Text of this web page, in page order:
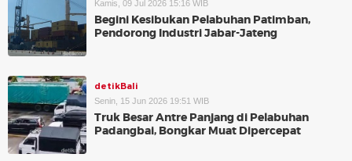
Kamis, 09 Jul 2026 15:16 WIB
Begini Kesibukan Pelabuhan Patimban,
Pendorong Industri Jabar-Jateng
detikBali
Senin, 15 Jun 2026 19:51 WIB
Truk Besar Antre Panjang di Pelabuhan
Padangbai, Bongkar Muat Dipercepat